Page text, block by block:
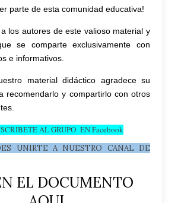
parte de esta comunidad educativa!
los autores de este valioso material y
se comparte exclusivamente con
e informativos.
material didáctico agradece su
recomendarlo y compartirlo con otros
AL GRUPO EN Facebook
UNIRTE A NUESTRO CANAL DE
EL DOCUMENTO